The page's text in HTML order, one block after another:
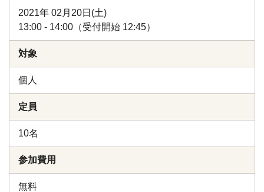
2021年 02月20日(土)
13:00 - 14:00（受付開始 12:45）
対象
個人
定員
10名
参加費用
無料